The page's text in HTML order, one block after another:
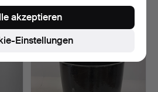
1 Gebot
27 USD
Einstellungen
akzeptieren